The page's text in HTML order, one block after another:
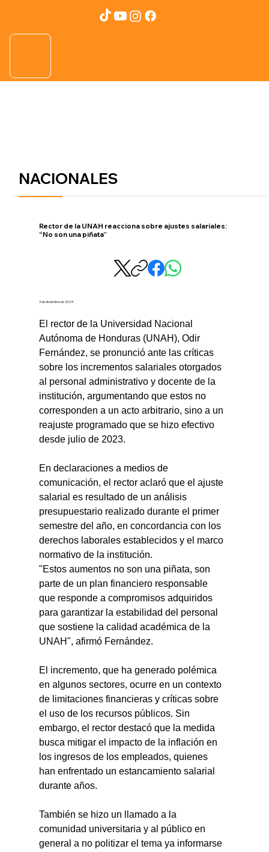
NACIONALES
Rector de la UNAH reacciona sobre ajustes salariales:
“No son una piñata”
3 de diciembre de 2024
El rector de la Universidad Nacional
Autónoma de Honduras (UNAH), Odir
Fernández, se pronunció ante las críticas
sobre los incrementos salariales otorgados
al personal administrativo y docente de la
institución, argumentando que estos no
corresponden a un acto arbitrario, sino a un
reajuste programado que se hizo efectivo
desde julio de 2023.
En declaraciones a medios de
comunicación, el rector aclaró que el ajuste
salarial es resultado de un análisis
presupuestario realizado durante el primer
semestre del año, en concordancia con los
derechos laborales establecidos y el marco
normativo de la institución.
"Estos aumentos no son una piñata, son
parte de un plan financiero responsable
que responde a compromisos adquiridos
para garantizar la estabilidad del personal
que sostiene la calidad académica de la
UNAH", afirmó Fernández.
El incremento, que ha generado polémica
en algunos sectores, ocurre en un contexto
de limitaciones financieras y críticas sobre
el uso de los recursos públicos. Sin
embargo, el rector destacó que la medida
busca mitigar el impacto de la inflación en
los ingresos de los empleados, quienes
han enfrentado un estancamiento salarial
durante años.
También se hizo un llamado a la
comunidad universitaria y al público en
general a no politizar el tema ya informarse